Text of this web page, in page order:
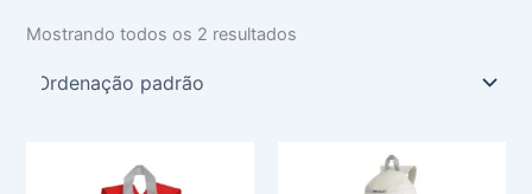
Mostrando todos os 2 resultados